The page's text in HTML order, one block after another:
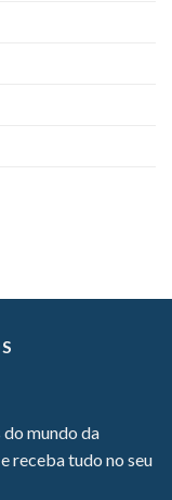
mundo da
receba tudo no seu